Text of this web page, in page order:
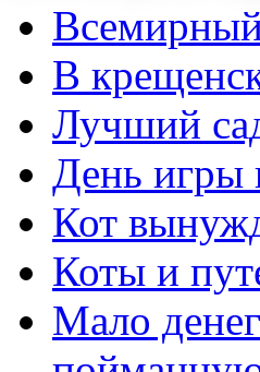
В
Лучший
День игры
Кот
Коты и
Мало